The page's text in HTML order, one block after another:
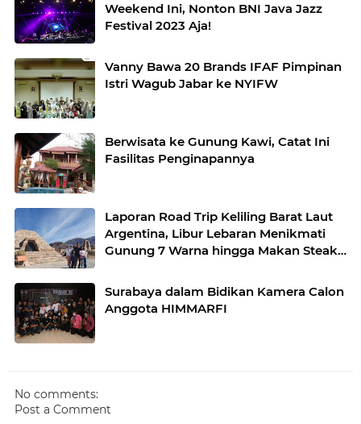
Weekend Ini, Nonton BNI Java Jazz
Festival 2023 Aja!
Vanny Bawa 20 Brands IFAF Pimpinan
Istri Wagub Jabar ke NYIFW
Berwisata ke Gunung Kawi, Catat Ini
Fasilitas Penginapannya
Laporan Road Trip Keliling Barat Laut
Argentina, Libur Lebaran Menikmati
Gunung 7 Warna hingga Makan Steak
Surabaya dalam Bidikan Kamera Calon
Anggota HIMMARFI
No comments:
Post a Comment